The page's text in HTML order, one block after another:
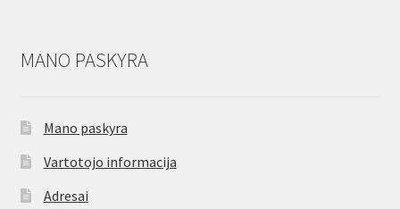
MANO PASKYRA
Mano paskyra
Vartotojo informacija
Adresai